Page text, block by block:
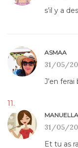
s’il y a
ASMAA
31/05/
J’en
MANUELLA
31/05/
Et tu as